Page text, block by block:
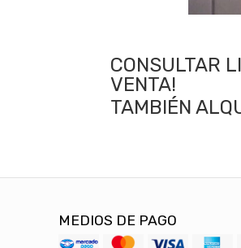
CONSULTAR
VENTA!
TAMBIÉN
MEDIOS DE PAGO